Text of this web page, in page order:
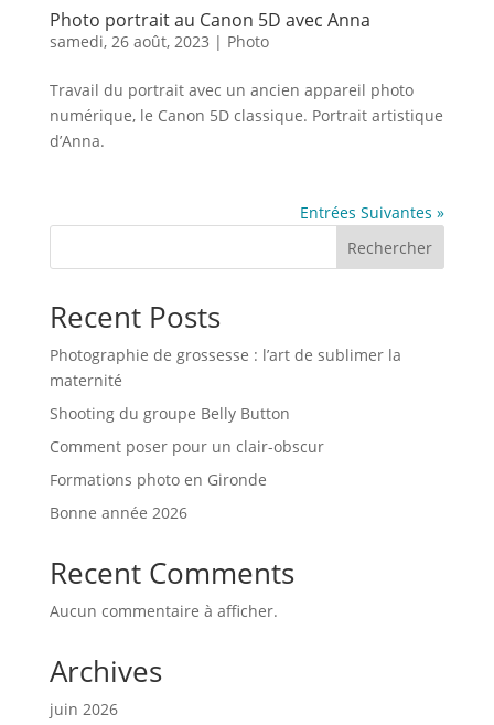
Photo portrait au Canon 5D avec Anna
samedi, 26 août, 2023 | Photo
Travail du portrait avec un ancien appareil photo
numérique, le Canon 5D classique. Portrait artistique
d’Anna.
Entrées Suivantes »
Rechercher
Recent Posts
Photographie de grossesse : l’art de sublimer la
maternité
Shooting du groupe Belly Button
Comment poser pour un clair-obscur
Formations photo en Gironde
Bonne année 2026
Recent Comments
Aucun commentaire à afficher.
Archives
juin 2026